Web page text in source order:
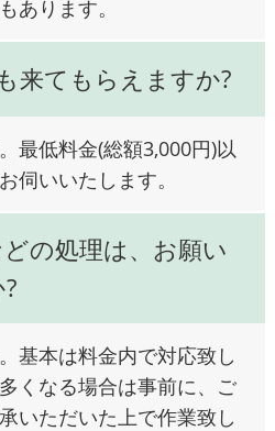
あります。
来てもらえますか?
最低料金(総額3,000円)以
伺いいたします。
の処理は、お願い
基本は料金内で対応致し
くなる場合は事前に、ご
いただいた上で作業致し